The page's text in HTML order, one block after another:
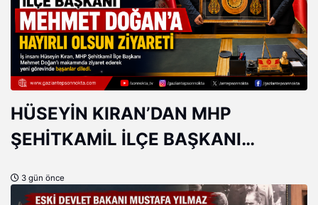
HÜSEYİN KIRAN’DAN MHP
ŞEHİTKAMİL İLÇE BAŞKANI
ZİYARETİ
3 gün önce